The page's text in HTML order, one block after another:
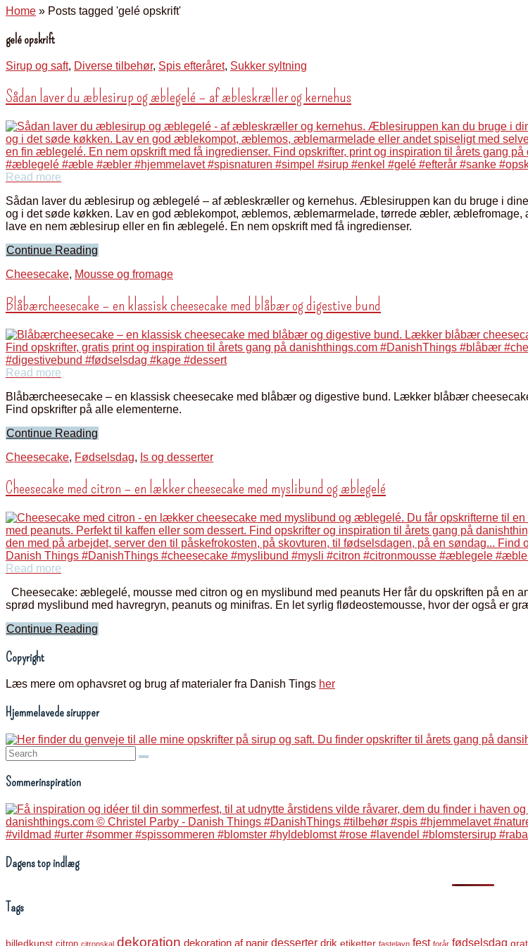
Home » Posts tagged 'gelé opskrift'
gelé opskrift
Sirup og saft, Diverse tilbehør, Spis efteråret, Sukker syltning
Sådan laver du æblesirup og æblegelé – af æbleskræller og kernehus
Read more
Sådan laver du æblesirup og æblegelé – af æbleskræller og kernehus. Æblesiruppen kan du bruge i
og i det søde køkken. Lav en god æblekompot, æblemos, æblemarmelade, tørrede æbler,
lave en nem æblesirup eller en fin æblegelé. En nem opskrift med få ingredienser.
Continue Reading
Cheesecake, Mousse og fromage
Blåbærcheesecake – en klassisk cheesecake med blåbær og digestive bund
Read more
Blåbærcheesecake – en klassisk cheesecake med blåbær og digestive bund. Lækker blåbær
Find opskrifter på alle elementerne.
Continue Reading
Cheesecake, Fødselsdag, Is og desserter
Cheesecake med citron – en lækker cheesecake med myslibund og æblegelé
Read more
Cheesecake: æblegelé, mousse med citron og en myslibund med peanuts Her får du opskriften på
sprød myslibund med havregryn, peanuts og minifras. En let syrlig flødeostemousse, hvor der også er
Continue Reading
Copyright
Læs mere om ophavsret og brug af materialer fra Danish Tings her
Hjemmelavede sirupper
Search:
Sommerinspiration
Dagens top indlæg
Tags
billedkunst citron citronskal dekoration dekoration af papir desserter drik etiketter fastelavn fest forår fødselsdag